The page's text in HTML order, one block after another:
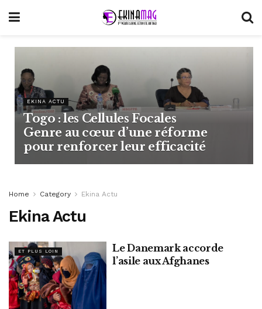
EKINA ACTU
Togo : les Cellules Focales
Genre au cœur d’une réforme
pour renforcer leur efficacité
Home Category Ekina Actu
Ekina Actu
ET PLUS LOIN
Le Danemark accorde
l’asile aux Afghanes